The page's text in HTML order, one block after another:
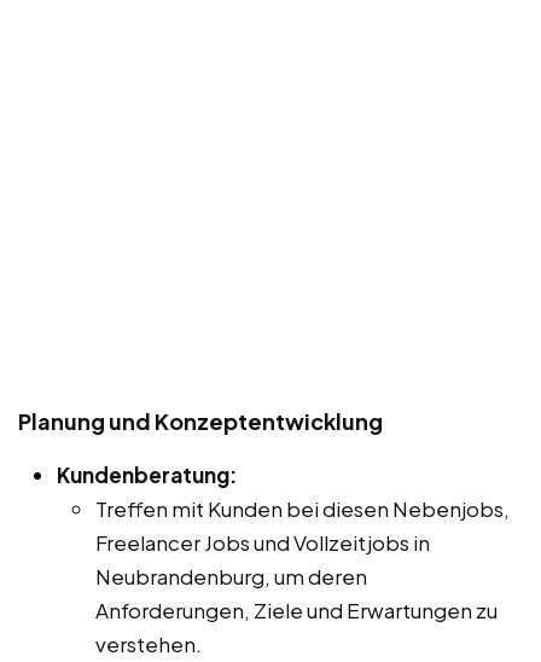
Planung und Konzeptentwicklung
Kundenberatung:
Treffen mit Kunden bei diesen Nebenjobs,
Freelancer Jobs und Vollzeitjobs in
Neubrandenburg, um deren
Anforderungen, Ziele und Erwartungen zu
verstehen.